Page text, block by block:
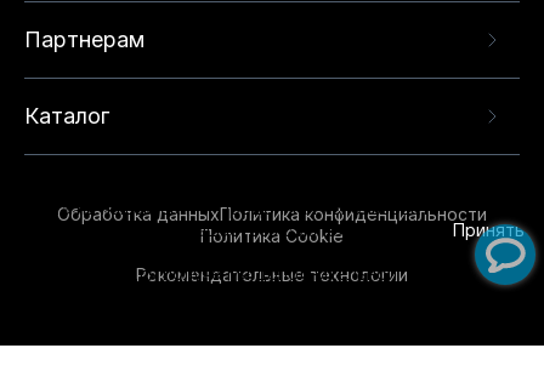
Партнерам
Каталог
Обработка данныхПолитика конфиденциальности
Политика Cookie
Рекомендательные технологии
опыта на нашем сайте. Продолжая использовать
данный сайт, вы соглашаетесь с использованием
технологий. Для получения дополнительной
Принять